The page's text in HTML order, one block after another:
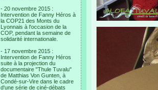
- 20 novembre 2015 :
Intervention de Fanny Héros à
la COP21 des Monts du
Lyonnais à l'occasion de la
COP, pendant la semaine de
solidarité internationale.
- 17 novembre 2015 :
Intervention de Fanny Héros
suite à la projection du
documentaire "Thule Tuvalu"
de Matthias Von Gunten, à
Condé-sur-Vire dans le cadre
d'une série de ciné-débats